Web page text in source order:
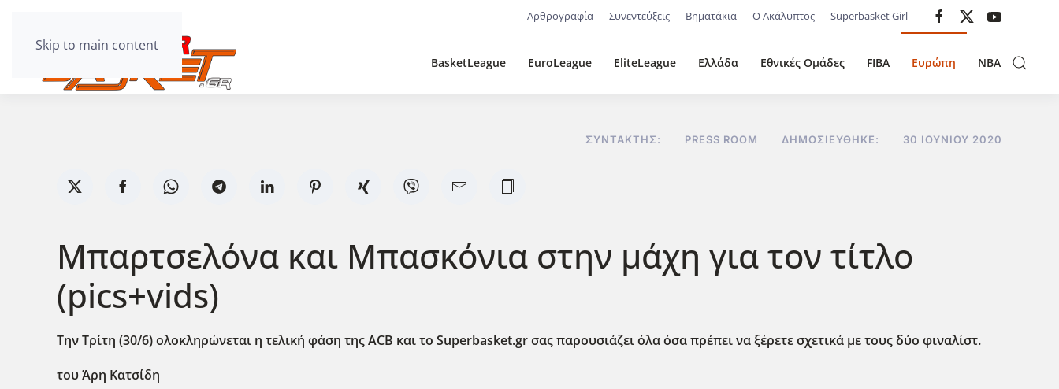
Skip to main content
Αρθρογραφία Συνεντεύξεις Βηματάκια Ο Ακάλυπτος Superbasket Girl
BasketLeague EuroLeague EliteLeague Ελλάδα Εθνικές Ομάδες FIBA Ευρώπη NBA
ΣΥΝΤΆΚΤΗΣ: PRESS ROOM ΔΗΜΟΣΙΕΎΘΗΚΕ: 30 ΙΟΥΝΊΟΥ 2020
Μπαρτσελόνα και Μπασκόνια στην μάχη για τον τίτλο
(pics+vids)
Την Τρίτη (30/6) ολοκληρώνεται η τελική φάση τηςACB και το Superbasket.grσας παρουσιάζει όλα όσα πρέπει να ξέρετε σχετικά με τους δύο φιναλίστ.
του Άρη Κατσίδη